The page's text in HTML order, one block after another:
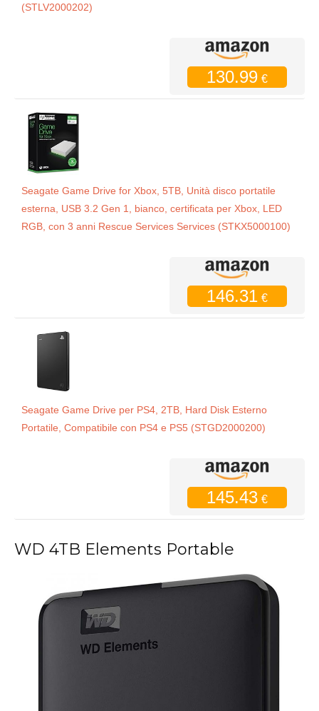
(STLV2000202)
130.99 €
Seagate Game Drive for Xbox, 5TB, Unità disco portatile
esterna, USB 3.2 Gen 1, bianco, certificata per Xbox, LED
RGB, con 3 anni Rescue Services Services (STKX5000100)
146.31 €
Seagate Game Drive per PS4, 2TB, Hard Disk Esterno
Portatile, Compatibile con PS4 e PS5 (STGD2000200)
145.43 €
WD 4TB Elements Portable